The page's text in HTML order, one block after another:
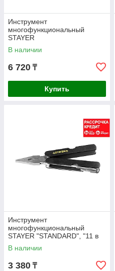
Инструмент
многофункциональный
STAYER
"PROFESSIONAL",эргономич
ные рукоятки, "12 в 1"
В наличии
6 720 ₸
Купить
Инструмент
многофункциональный
STAYER "STANDARD", "11 в
1" (22855)
В наличии
3 380 ₸